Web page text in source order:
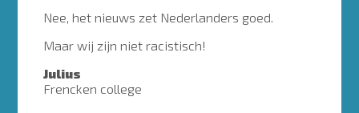
Nee, het nieuws zet Nederlanders goed.
Maar wij zijn niet racistisch!
Julius
Frencken college